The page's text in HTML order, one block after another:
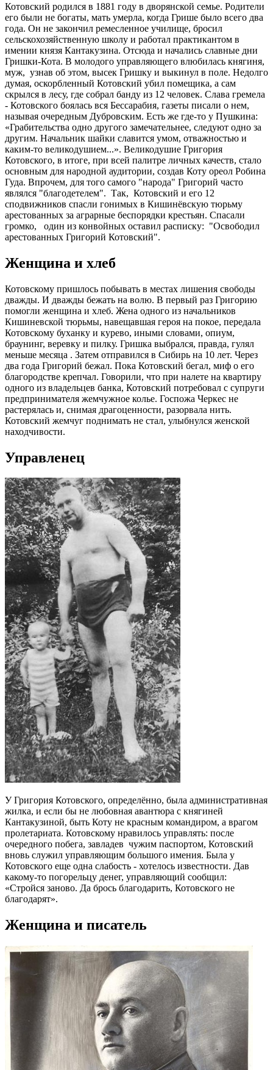
Котовский родился в 1881 году в дворянской семье. Родители
его были не богаты, мать умерла, когда Грише было всего два
года. Он не закончил ремесленное училище, бросил
сельскохозяйственную школу и работал практикантом в
имении князя Кантакузина. Отсюда и начались славные дни
Гришки-Кота. В молодого управляющего влюбилась княгиня,
муж, узнав об этом, высек Гришку и выкинул в поле. Недолго
думая, оскорбленный Котовский убил помещика, а сам
скрылся в лесу, где собрал банду из 12 человек. Слава гремела
- Котовского боялась вся Бессарабия, газеты писали о нем,
называя очередным Дубровским. Есть же где-то у Пушкина:
«Грабительства одно другого замечательнее, следуют одно за
другим. Начальник шайки славится умом, отважностью и
каким-то великодушием...». Великодушие Григория
Котовского, в итоге, при всей палитре личных качеств, стало
основным для народной аудитории, создав Коту ореол Робина
Гуда. Впрочем, для того самого "народа" Григорий часто
являлся "благодетелем". Так, Котовский и его 12
сподвижников спасли гонимых в Кишинёвскую тюрьму
арестованных за аграрные беспорядки крестьян. Спасали
громко, один из конвойных оставил расписку: "Освободил
арестованных Григорий Котовский".
Женщина и хлеб
Котовскому пришлось побывать в местах лишения свободы
дважды. И дважды бежать на волю. В первый раз Григорию
помогли женщина и хлеб. Жена одного из начальников
Кишиневской тюрьмы, навещавшая героя на покое, передала
Котовскому буханку и курево, иными словами, опиум,
браунинг, веревку и пилку. Гришка выбрался, правда, гулял
меньше месяца . Затем отправился в Сибирь на 10 лет. Через
два года Григорий бежал. Пока Котовский бегал, миф о его
благородстве крепчал. Говорили, что при налете на квартиру
одного из владельцев банка, Котовский потребовал с супруги
предпринимателя жемчужное колье. Госпожа Черкес не
растерялась и, снимая драгоценности, разорвала нить.
Котовский жемчуг поднимать не стал, улыбнулся женской
находчивости.
Управленец
У Григория Котовского, определённо, была административная
жилка, и если бы не любовная авантюра с княгиней
Кантакузиной, быть Коту не красным командиром, а врагом
пролетариата. Котовскому нравилось управлять: после
очередного побега, завладев чужим паспортом, Котовский
вновь служил управляющим большого имения. Была у
Котовского еще одна слабость - хотелось известности. Дав
какому-то погорельцу денег, управляющий сообщил:
«Стройся заново. Да брось благодарить, Котовского не
благодарят».
Женщина и писатель